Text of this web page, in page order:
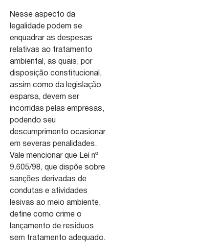
Nesse aspecto da
legalidade podem se
enquadrar as despesas
relativas ao tratamento
ambiental, as quais, por
disposição constitucional,
assim como da legislação
esparsa, devem ser
incorridas pelas empresas,
podendo seu
descumprimento ocasionar
em severas penalidades.
Vale mencionar que Lei nº
9.605/98, que dispõe sobre
sanções derivadas de
condutas e atividades
lesivas ao meio ambiente,
define como crime o
lançamento de resíduos
sem tratamento adequado.